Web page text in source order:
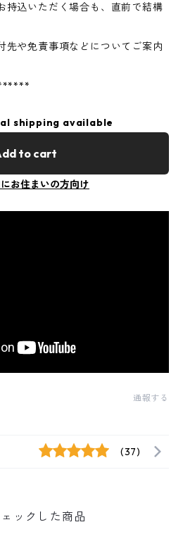
込いただく場合も、直前で結構
や免責事項などについてご案内
shipping available
to cart
お住まいの方向け
通報する
(37)
ックした商品